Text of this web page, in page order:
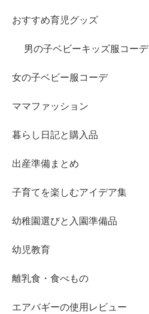
おすすめ育児グッズ
男の子ベビーキッズ服コーデ
女の子ベビー服コーデ
ママファッション
暮らし日記と購入品
出産準備まとめ
子育てを楽しむアイデア集
幼稚園選びと入園準備品
幼児教育
離乳食・食べもの
エアバギーの使用レビュー